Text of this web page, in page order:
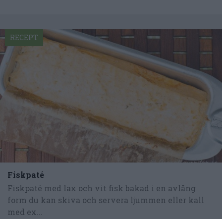
Fiskpaté
Fiskpaté med lax och vit fisk bakad i en avlång
form du kan skiva och servera ljummen eller kall
med ex...
RECEPT